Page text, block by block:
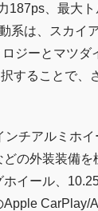
187ps、最大
系は、スカイ
ジーとマツダ
することで
チアルミホ
の外装装備
イール、